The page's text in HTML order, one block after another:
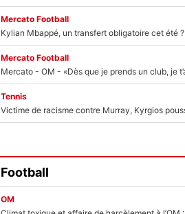
Mercato Football
Kylian Mbappé, un transfert obligatoire cet été ?
Mercato Football
Tennis
Football
OM